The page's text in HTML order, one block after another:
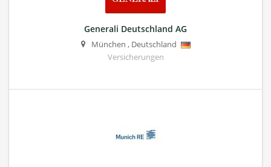
Generali Deutschland AG
München , Deutschland
Versicherungen